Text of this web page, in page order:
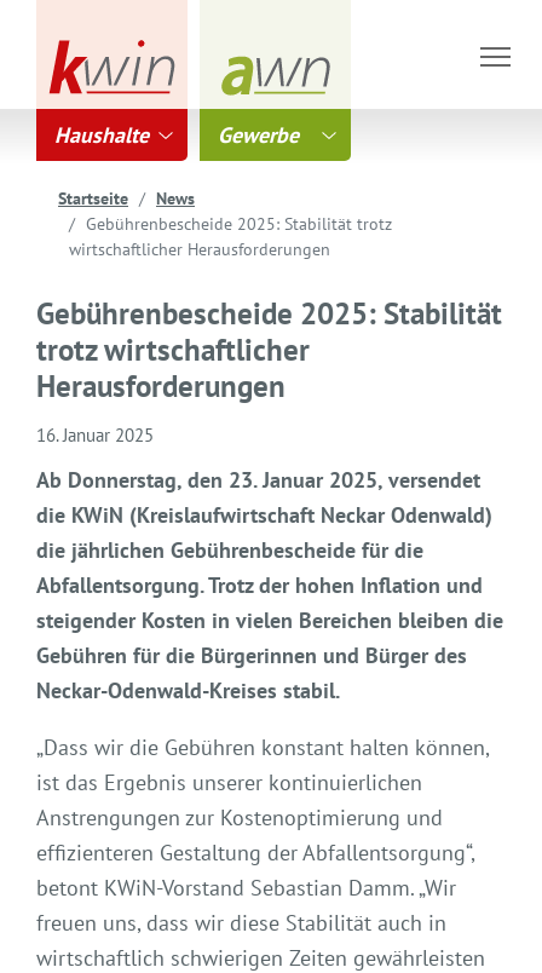
Haushalte Gewerbe
Startseite
News
Gebührenbescheide 2025: Stabilität trotz
wirtschaftlicher Herausforderungen
Gebührenbescheide 2025: Stabilität
trotz wirtschaftlicher
Herausforderungen
16. Januar 2025
Ab Donnerstag, den 23. Januar 2025, versendet
die KWiN (Kreislaufwirtschaft Neckar Odenwald)
die jährlichen Gebührenbescheide für die
Abfallentsorgung. Trotz der hohen Inflation und
steigender Kosten in vielen Bereichen bleiben die
Gebühren für die Bürgerinnen und Bürger des
Neckar-Odenwald-Kreises stabil.
„Dass wir die Gebühren konstant halten können,
ist das Ergebnis unserer kontinuierlichen
Anstrengungen zur Kostenoptimierung und
effizienteren Gestaltung der Abfallentsorgung“,
betont KWiN-Vorstand Sebastian Damm. „Wir
freuen uns, dass wir diese Stabilität auch in
wirtschaftlich schwierigen Zeiten gewährleisten